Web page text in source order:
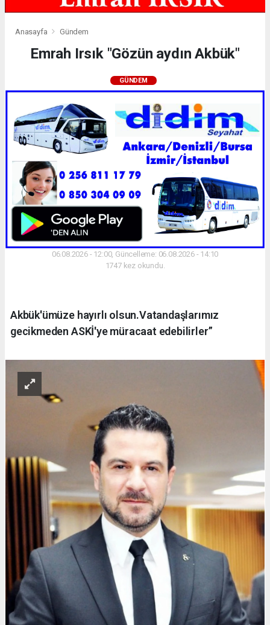
Anasayfa Gündem
Emrah Irsık "Gözün aydın Akbük"
GÜNDEM
06.08.2026 - 12:00, Güncelleme: 06.08.2026 - 14:10
1747 kez okundu.
Akbük'ümüze hayırlı olsun.Vatandaşlarımız
gecikmeden ASKİ'ye müracaat edebilirler”